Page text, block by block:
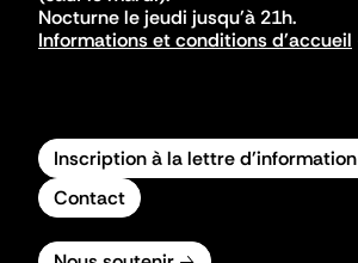
Nocturne le jeudi jusqu'à 21h.
Informations et conditions d'accueil
Inscription à la lettre d'information
Contact